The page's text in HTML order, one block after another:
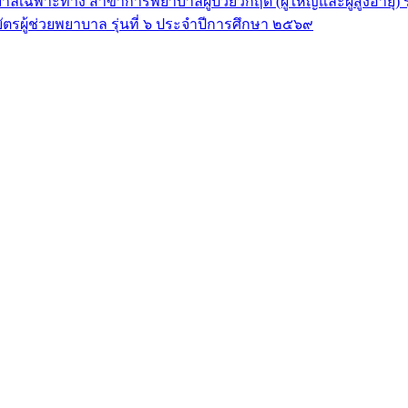
รผู้ช่วยพยาบาล รุ่นที่ ๖ ประจำปีการศึกษา ๒๕๖๙